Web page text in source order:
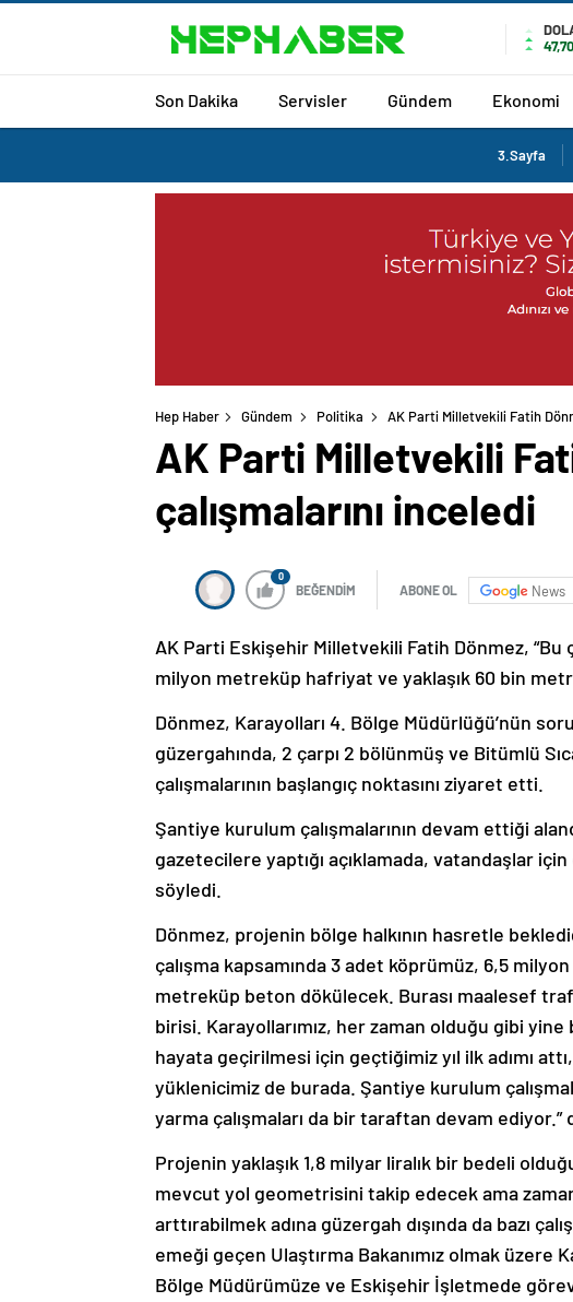
Son Dakika Servisler Gündem Ekonomi
3.Sayfa
Hep Haber Gündem Politika AK Parti Milletvekili Fatih
AK Parti Milletvekili
çalışmalarını inceledi
0
BEĞENDİM ABONE OL News
AK Parti Eskişehir Milletvekili Fatih Dönmez, “Bu
milyon metreküp hafriyat ve yaklaşık 60 bin
Dönmez, Karayolları 4. Bölge Müdürlüğü’nün
güzergahında, 2 çarpı 2 bölünmüş ve Bitümlü
çalışmalarının başlangıç noktasını ziyaret etti.
Şantiye kurulum çalışmalarının devam ettiği
gazetecilere yaptığı açıklamada, vatandaşlar
söyledi.
Dönmez, projenin bölge halkının hasretle
çalışma kapsamında 3 adet köprümüz, 6,5
metreküp beton dökülecek. Burası maalesef
birisi. Karayollarımız, her zaman olduğu gibi
hayata geçirilmesi için geçtiğimiz yıl ilk adımı
yüklenicimiz de burada. Şantiye kurulum
yarma çalışmaları da bir taraftan devam ediyor.”
Projenin yaklaşık 1,8 milyar liralık bir bedeli
mevcut yol geometrisini takip edecek ama
arttırabilmek adına güzergah dışında da bazı
emeği geçen Ulaştırma Bakanımız olmak üzere
Bölge Müdürümüze ve Eskişehir İşletmede